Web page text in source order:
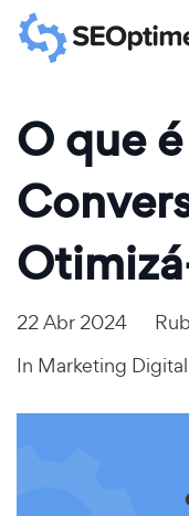
O que
22 Abr 2024
In Marketing Digital